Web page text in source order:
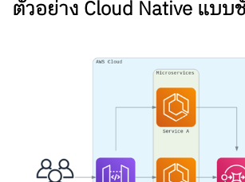
ตัวอย่าง Cloud Native แบบ